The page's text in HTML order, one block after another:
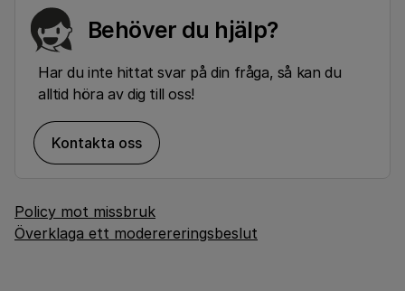
Behöver du hjälp?
Har du inte hittat svar på din fråga, så kan du
alltid höra av dig till oss!
Kontakta oss
Policy mot missbruk
Överklaga ett moderereringsbeslut